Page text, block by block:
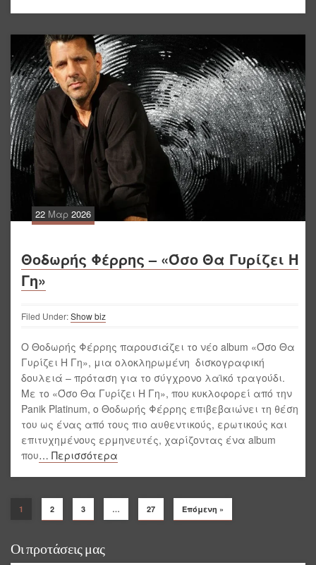
22 Μαρ 2026
Θοδωρής Φέρρης – «Όσο Θα Γυρίζει Η
Γη»
Filed Under:Show biz
Ο Θοδωρής Φέρρης παρουσιάζει το νέο album «Όσο Θα
Γυρίζει Η Γη», μια ολοκληρωμένη δισκογραφική
δουλειά – πρόταση για το σύγχρονο λαϊκό τραγούδι.
Με το «Όσο Θα Γυρίζει Η Γη», που κυκλοφορεί από την
Panik Platinum, ο Θοδωρής Φέρρης επιβεβαιώνει τη θέση
του ως ένας από τους πιο αυθεντικούς, ερωτικούς και
επιτυχημένους ερμηνευτές, χαρίζοντας ένα album
που… Περισσότερα
1 2 3 … 27 Επόμενη »
Οι προτάσεις μας